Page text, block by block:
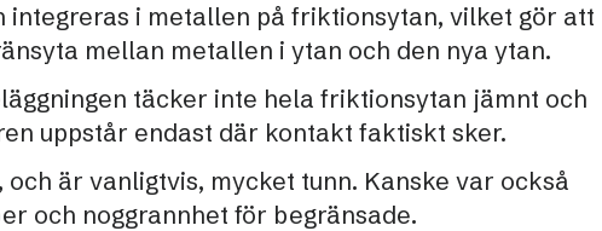
integreras i metallen på friktionsytan, vilket gör att
mellan metallen i ytan och den nya ytan.
täcker inte hela friktionsytan jämnt och
uppstår endast där kontakt faktiskt sker.
är vanligtvis, mycket tunn. Kanske var också
och noggrannhet för begränsade.